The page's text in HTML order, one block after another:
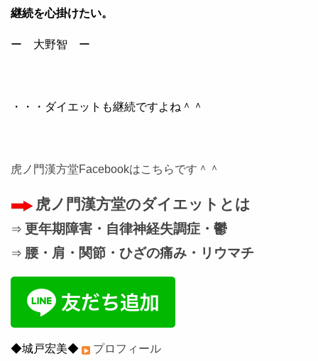
継続を心掛けたい。
ー 大野智 ー
・・・ダイエットも継続ですよね＾＾
虎ノ門漢方堂Facebookはこちらです＾＾
虎ノ門漢方堂のダイエットとは
⇒ 更年期障害・自律神経失調症・鬱
⇒ 腰・肩・関節・ひざの痛み・リウマチ
◆城戸宏美◆
プロフィール